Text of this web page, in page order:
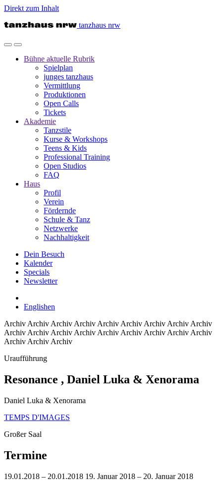
Direkt zum Inhalt
tanzhaus nrw
Bühne aktuelle Rubrik
Spielplan
junges tanzhaus
Vermittlung
Produktionen
Open Calls
Tickets
Akademie
Tanzstile
Kurse & Workshops
Teens & Kids
Professional Training
Open Studios
FAQ
Haus
Profil
Verein
Fördernde
Schule & Tanz
Netzwerke
Nachhaltigkeit
Dein Besuch
Kalender
Specials
Newsletter
Englishen
Archiv Archiv Archiv Archiv Archiv Archiv Archiv Archiv Archiv
Archiv Archiv Archiv Archiv Archiv Archiv Archiv Archiv Archiv
Archiv Archiv Archiv
Uraufführung
Resonance , Daniel Luka & Xenorama
Daniel Luka & Xenorama
TEMPS D'IMAGES
Großer Saal
Termine
19.01.2018 – 20.01.2018 19. Januar 2018 – 20. Januar 2018